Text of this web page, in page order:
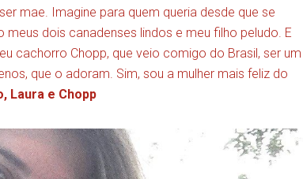
mae. Imagine para quem queria desde que se
dois canadenses lindos e meu filho peludo. E
cachorro Chopp, que veio comigo do Brasil, ser um
que o adoram. Sim, sou a mulher mais feliz do
Laura e Chopp